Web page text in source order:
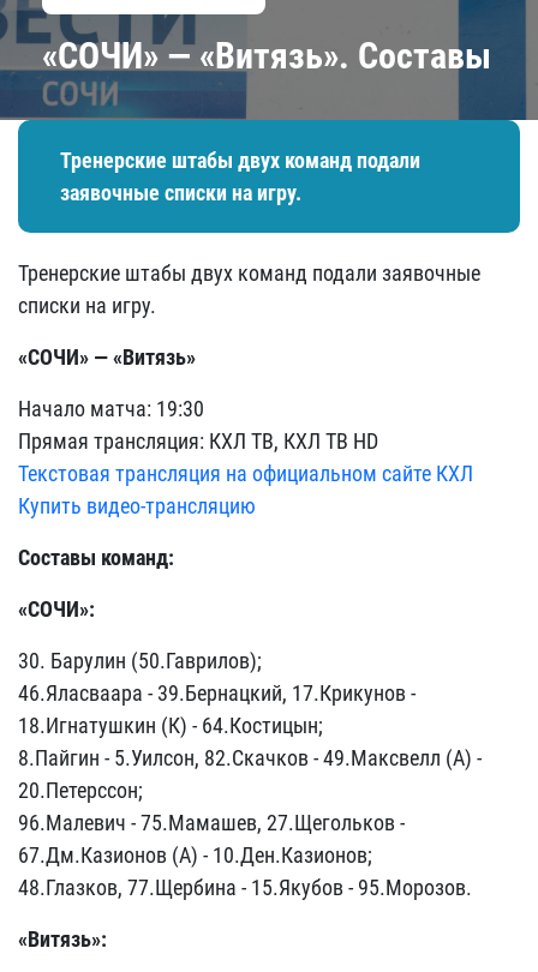
«СОЧИ» — «Витязь». Составы
Тренерские штабы двух команд подали
заявочные списки на игру.
Тренерские штабы двух команд подали заявочные
списки на игру.
«СОЧИ» — «Витязь»
Начало матча: 19:30
Прямая трансляция: КХЛ ТВ, КХЛ ТВ HD
Текстовая трансляция на официальном сайте КХЛ
Купить видео-трансляцию
Составы команд:
«СОЧИ»:
30. Барулин (50.Гаврилов);
46.Яласваара - 39.Бернацкий, 17.Крикунов -
18.Игнатушкин (К) - 64.Костицын;
8.Пайгин - 5.Уилсон, 82.Скачков - 49.Максвелл (А) -
20.Петерссон;
96.Малевич - 75.Мамашев, 27.Щегольков -
67.Дм.Казионов (А) - 10.Ден.Казионов;
48.Глазков, 77.Щербина - 15.Якубов - 95.Морозов.
«Витязь»: